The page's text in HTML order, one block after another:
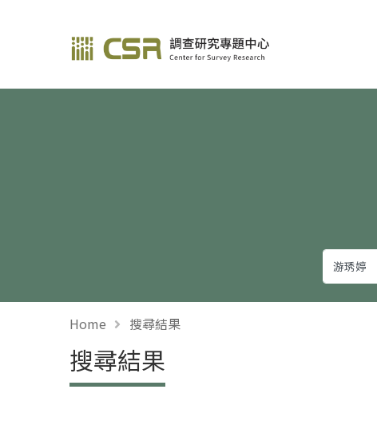
調查研究—方法與應用期刊
Home 搜尋結果
搜尋結果